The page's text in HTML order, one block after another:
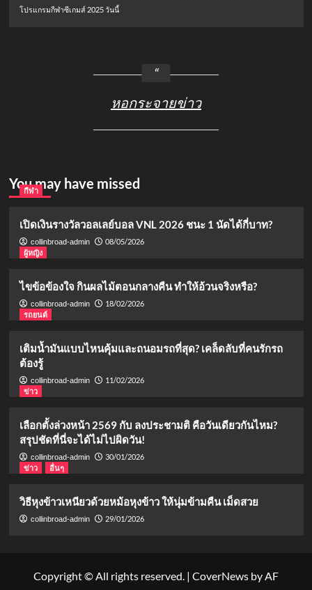
โปรแกรมกีฬาซีเกมส์ 2025 วันนี้
หอกระจายข่าว
You may have missed
กีฬา
เปิดเงินรางวัลวอลเลย์บอล VNL 2026 ชนะ 1 นัดได้กี่บาท?
collinbroad-admin
08/05/2026
ผู้หญิง
ไขข้อข้องใจ กินผลไม้ตอนกลางคืน ทำให้อ้วนจริงหรือ?
collinbroad-admin
18/02/2026
รถยนต์
เติมน้ำมันแบบไหนคุ้มและถนอมรถที่สุด? เคล็ดลับที่คนรักรถ
ต้องรู้
collinbroad-admin
11/02/2026
ข่าว
เลือกตั้งล่วงหน้า 2569 กับ ลงประชามติ คือวันเดียวกันไหม?
สรุปชัดที่นี่จะได้ไม่ไปผิดวัน!
collinbroad-admin
30/01/2026
ข่าว
อื่นๆ
วิธีหุงข้าวเหนียวด้วยหม้อหุงข้าว ให้นุ่มข้ามคืน เม็ดสวย
collinbroad-admin 29/01/2026
Copyright © All rights reserved. | CoverNews by AF